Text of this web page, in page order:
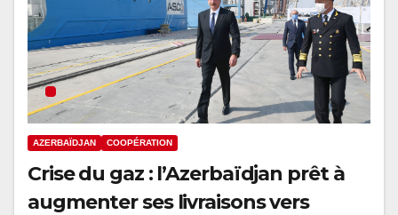
AZERBAÏDJAN COOPÉRATION
Crise du gaz : l’Azerbaïdjan prêt à
augmenter ses livraisons vers